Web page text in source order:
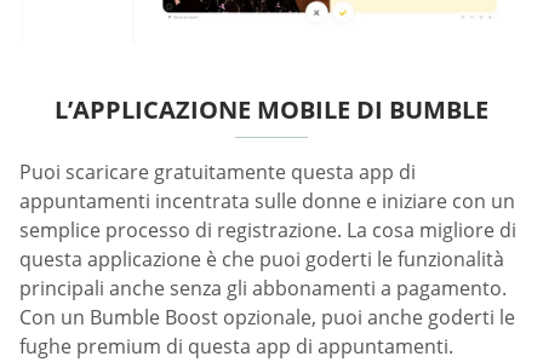
L’APPLICAZIONE MOBILE DI BUMBLE
Puoi scaricare gratuitamente questa app di
appuntamenti incentrata sulle donne e iniziare con un
semplice processo di registrazione. La cosa migliore di
questa applicazione è che puoi goderti le funzionalità
principali anche senza gli abbonamenti a pagamento.
Con un Bumble Boost opzionale, puoi anche goderti le
fughe premium di questa app di appuntamenti.